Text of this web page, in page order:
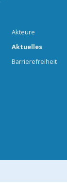
Akteure
Aktuelles
Barrierefreiheit